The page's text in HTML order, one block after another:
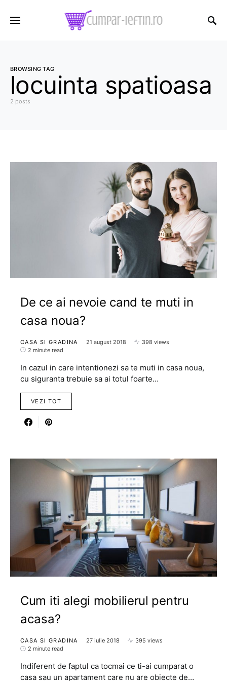
BROWSING TAG
locuinta spatioasa
2 posts
De ce ai nevoie cand te muti in
casa noua?
CASA SI GRADINA 21 august 2018
398 views
2 minute read
In cazul in care intentionezi sa te muti in casa noua,
cu siguranta trebuie sa ai totul foarte…
VEZI TOT
Cum iti alegi mobilierul pentru
acasa?
CASA SI GRADINA 27 iulie 2018
395 views
2 minute read
Indiferent de faptul ca tocmai ce ti-ai cumparat o
casa sau un apartament care nu are obiecte de…